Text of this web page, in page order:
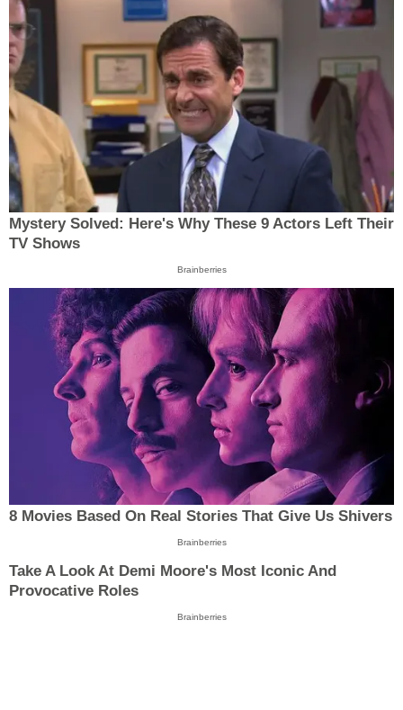
Mystery Solved: Here's Why These 9 Actors Left Their
TV Shows
Brainberries
8 Movies Based On Real Stories That Give Us Shivers
Brainberries
Take A Look At Demi Moore's Most Iconic And
Provocative Roles
Brainberries